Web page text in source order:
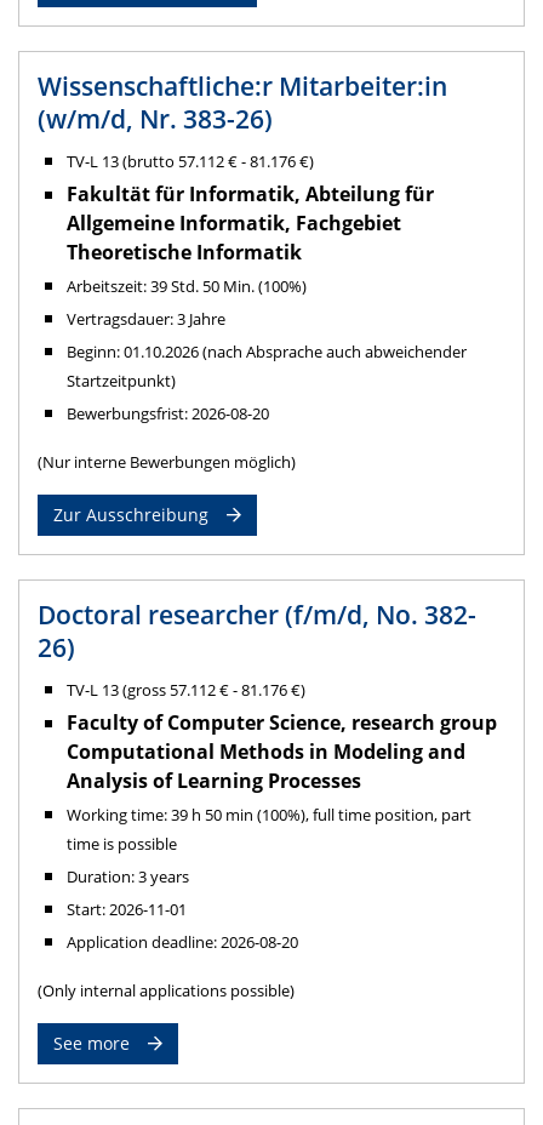
Wissenschaftliche:r Mitarbeiter:in
(w/m/d, Nr. 383-26)
TV-L 13 (brutto 57.112 € - 81.176 €)
Fakultät für Informatik, Abteilung für
Allgemeine Informatik, Fachgebiet
Theoretische Informatik
Arbeitszeit: 39 Std. 50 Min. (100%)
Vertragsdauer: 3 Jahre
Beginn: 01.10.2026 (nach Absprache auch abweichender
Startzeitpunkt)
Bewerbungsfrist: 2026-08-20
(Nur interne Bewerbungen möglich)
Zur Ausschreibung
Doctoral researcher (f/m/d, No. 382-
26)
TV-L 13 (gross 57.112 € - 81.176 €)
Faculty of Computer Science, research group
Computational Methods in Modeling and
Analysis of Learning Processes
Working time: 39 h 50 min (100%), full time position, part
time is possible
Duration: 3 years
Start: 2026-11-01
Application deadline: 2026-08-20
(Only internal applications possible)
See more